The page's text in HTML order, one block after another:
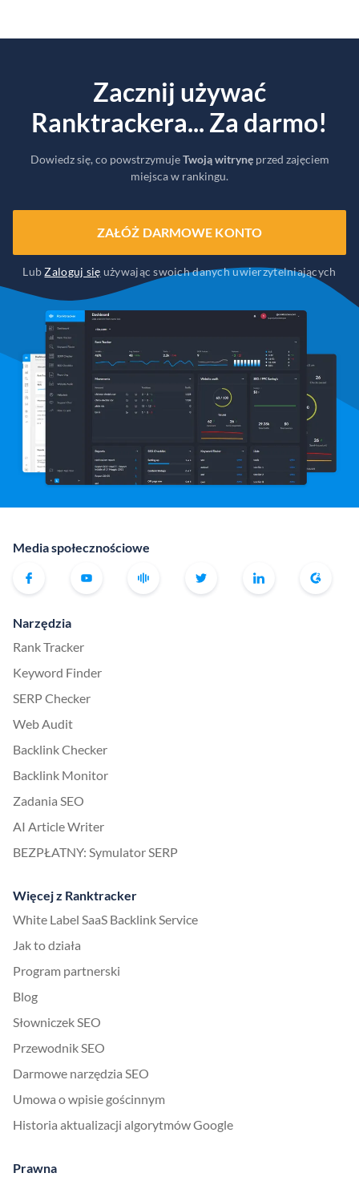
Zacznij używać
Ranktrackera... Za darmo!
Dowiedz się, co powstrzymujeTwoją witrynęprzed zajęciem
miejsca w rankingu.
ZAŁÓŻ DARMOWE KONTO
LubZaloguj się używając swoich danych uwierzytelniających
Media społecznościowe
Narzędzia
Rank Tracker
Keyword Finder
SERP Checker
Web Audit
Backlink Checker
Backlink Monitor
Zadania SEO
AI Article Writer
BEZPŁATNY: Symulator SERP
Więcej z Ranktracker
White Label SaaS Backlink Service
Jak to działa
Program partnerski
Blog
Słowniczek SEO
Przewodnik SEO
Darmowe narzędzia SEO
Umowa o wpisie gościnnym
Historia aktualizacji algorytmów Google
Prawna